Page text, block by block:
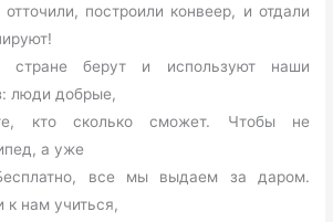
построили конвеер, и отдали
стране берут и используют наши
люди добрые,
кто сколько сможет. Чтобы не
а уже
все мы выдаем за даром.
нам учиться,